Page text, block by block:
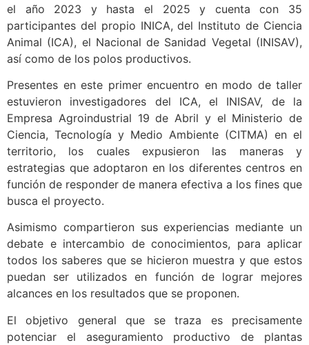
el año 2023 y hasta el 2025 y cuenta con 35
participantes del propio INICA, del Instituto de Ciencia
Animal (ICA), el Nacional de Sanidad Vegetal (INISAV),
así como de los polos productivos.
Presentes en este primer encuentro en modo de taller
estuvieron investigadores del ICA, el INISAV, de la
Empresa Agroindustrial 19 de Abril y el Ministerio de
Ciencia, Tecnología y Medio Ambiente (CITMA) en el
territorio, los cuales expusieron las maneras y
estrategias que adoptaron en los diferentes centros en
función de responder de manera efectiva a los fines que
busca el proyecto.
Asimismo compartieron sus experiencias mediante un
debate e intercambio de conocimientos, para aplicar
todos los saberes que se hicieron muestra y que estos
puedan ser utilizados en función de lograr mejores
alcances en los resultados que se proponen.
El objetivo general que se traza es precisamente
potenciar el aseguramiento productivo de plantas